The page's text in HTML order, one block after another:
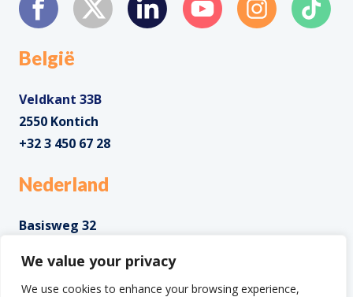
We value your privacy
We use cookies to enhance your browsing experience,
België
Veldkant 33B
2550 Kontich
+32 3 450 67 28
Nederland
Basisweg 32
+31 85 0285 085